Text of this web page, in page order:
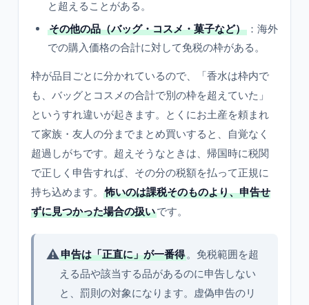
と超えることがある。
その他の品（バッグ・コスメ・菓子など） ：海外
での購入価格の合計に対して免税の枠がある。
枠が品目ごとに分かれているので、「香水は枠内で
も、バッグとコスメの合計で別の枠を超えていた」
というすれ違いが起きます。とくにお土産を頼まれ
て家族・友人の分までまとめ買いすると、自覚なく
超過しがちです。超えそうなときは、帰国時に税関
で正しく申告すれば、その分の税額を払って正規に
持ち込めます。
怖いのは課税そのものより、申告せ
ずに見つかった場合の扱いです。
⚠️申告は「正直に」が一番得。免税範囲を超
える品や該当する品があるのに申告しない
と、罰則の対象になります。虚偽申告のリ